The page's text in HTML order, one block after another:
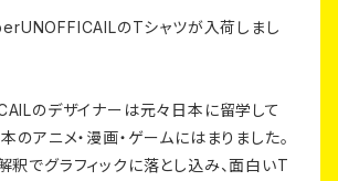
のTシャツが入荷しまし
のデザイナーは元々日本に留学して
のアニメ・漫画・ゲームにはまりました。
釈でグラフィックに落とし込み、面白いT